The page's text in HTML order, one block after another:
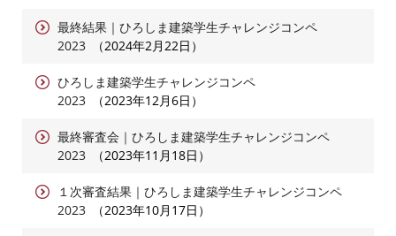
最終結果｜ひろしま建築学生チャレンジコンペ
2023
2024年2月22日
ひろしま建築学生チャレンジコンペ
2023
2023年12月6日
最終審査会｜ひろしま建築学生チャレンジコンペ
2023
2023年11月18日
１次審査結果｜ひろしま建築学生チャレンジコンペ
2023
2023年10月17日